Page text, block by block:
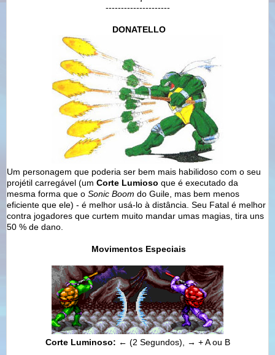
---------------------
DONATELLO
Um personagem que poderia ser bem mais habilidoso com o seu
projétil carregável (um Corte Lumioso que é executado da
mesma forma que o Sonic Boom do Guile, mas bem menos
eficiente que ele) - é melhor usá-lo à distância. Seu Fatal é melhor
contra jogadores que curtem muito mandar umas magias, tira uns
50 % de dano.
Movimentos Especiais
Corte Luminoso: ← (2 Segundos), → + A ou B